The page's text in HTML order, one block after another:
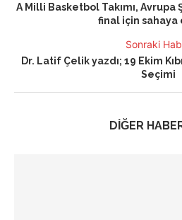
A Milli Basketbol Takımı, Avrupa
final için sahaya
Sonraki
Dr. Latif Çelik yazdı; 19 Ekim
Seçimi
DİĞER